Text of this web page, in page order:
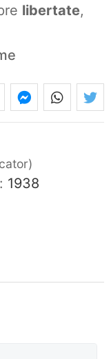
libertate,
1938